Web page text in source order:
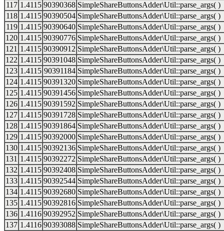
117 1.4115 90390368 SimpleShareButtonsAdder\Util::parse_args( )
118 1.4115 90390504 SimpleShareButtonsAdder\Util::parse_args( )
119 1.4115 90390640 SimpleShareButtonsAdder\Util::parse_args( )
120 1.4115 90390776 SimpleShareButtonsAdder\Util::parse_args( )
121 1.4115 90390912 SimpleShareButtonsAdder\Util::parse_args( )
122 1.4115 90391048 SimpleShareButtonsAdder\Util::parse_args( )
123 1.4115 90391184 SimpleShareButtonsAdder\Util::parse_args( )
124 1.4115 90391320 SimpleShareButtonsAdder\Util::parse_args( )
125 1.4115 90391456 SimpleShareButtonsAdder\Util::parse_args( )
126 1.4115 90391592 SimpleShareButtonsAdder\Util::parse_args( )
127 1.4115 90391728 SimpleShareButtonsAdder\Util::parse_args( )
128 1.4115 90391864 SimpleShareButtonsAdder\Util::parse_args( )
129 1.4115 90392000 SimpleShareButtonsAdder\Util::parse_args( )
130 1.4115 90392136 SimpleShareButtonsAdder\Util::parse_args( )
131 1.4115 90392272 SimpleShareButtonsAdder\Util::parse_args( )
132 1.4115 90392408 SimpleShareButtonsAdder\Util::parse_args( )
133 1.4115 90392544 SimpleShareButtonsAdder\Util::parse_args( )
134 1.4115 90392680 SimpleShareButtonsAdder\Util::parse_args( )
135 1.4115 90392816 SimpleShareButtonsAdder\Util::parse_args( )
136 1.4116 90392952 SimpleShareButtonsAdder\Util::parse_args( )
137 1.4116 90393088 SimpleShareButtonsAdder\Util::parse_args( )